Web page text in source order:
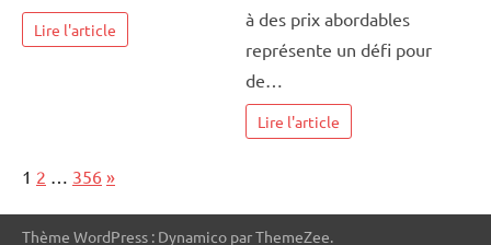
Lire l'article
à des prix abordables
représente un défi pour
de…
Lire l'article
Page:
1 2 … 356 Next
»
Thème WordPress : Dynamico par ThemeZee.